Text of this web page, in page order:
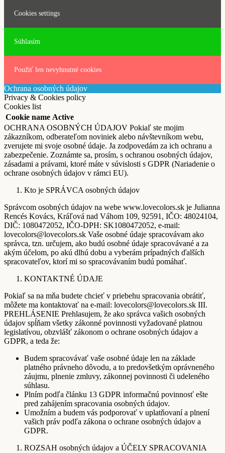
Cookies settings
Súhlasím
Použiť len nevyhnutné cookies
Ochrana osobných údajov
Privacy & Cookies policy
Cookies list
Cookie name Active
OCHRANA OSOBNÝCH ÚDAJOV Pokiaľ ste mojim
zákazníkom, odberateľom noviniek alebo návštevníkom webu,
zverujete mi svoje osobné údaje. Ja zodpovedám za ich ochranu a
zabezpečenie. Zoznámte sa, prosím, s ochranou osobných údajov,
zásadami a právami, ktoré máte v súvislosti s GDPR (Nariadenie o
ochrane osobných údajov v rámci EU).
Kto je SPRÁVCA osobných údajov
Správcom osobných údajov na webe www.lovecolors.sk je Julianna
Rencés Kovács, Kráľová nad Váhom 109, 92591, IČO: 48024104,
DIČ: 1080472052, IČO-DPH: SK1080472052, e-mail:
lovecolors@lovecolors.sk Vaše osobné údaje spracovávam ako
správca, tzn. určujem, ako budú osobné údaje spracovávané a za
akým účelom, po akú dlhú dobu a vyberám prípadných ďalších
spracovateľov, ktorí mi so spracovávaním budú pomáhať.
KONTAKTNÉ ÚDAJE
Pokiaľ sa na mňa budete chcieť v priebehu spracovania obrátiť,
môžete ma kontaktovať na e-mail: lovecolors@lovecolors.sk III.
PREHLÁSENIE Prehlasujem, že ako správca vašich osobných
údajov spĺňam všetky zákonné povinnosti vyžadované platnou
legislatívou, obzvlášť zákonom o ochrane osobných údajov a
GDPR, a teda že:
Budem spracovávať vaše osobné údaje len na základe
platného právneho dôvodu, a to predovšetkým oprávneného
záujmu, plnenie zmluvy, zákonnej povinnosti či udeleného
súhlasu.
Plním podľa článku 13 GDPR informačnú povinnosť ešte
pred zahájením spracovania osobných údajov.
Umožním a budem vás podporovať v uplatňovaní a plnení
vašich práv podľa zákona o ochrane osobných údajov a
GDPR.
ROZSAH osobných údajov a ÚČELY SPRACOVANIA